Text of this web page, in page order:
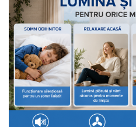
Lampi emergente
Lustre
Spoturi led pe sina
Multimetru Digital
Prelungitoare/Derulatoare
Prize
Starter/Droser
Triplu Stecher
Întrerupătoare/
Ştechere/Stecher adaptor